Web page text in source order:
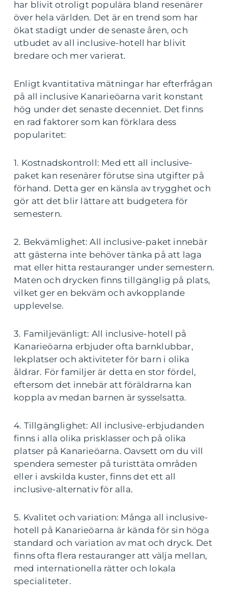
har blivit otroligt populära bland resenärer
över hela världen. Det är en trend som har
ökat stadigt under de senaste åren, och
utbudet av all inclusive-hotell har blivit
bredare och mer varierat.
Enligt kvantitativa mätningar har efterfrågan
på all inclusive Kanarieöarna varit konstant
hög under det senaste decenniet. Det finns
en rad faktorer som kan förklara dess
popularitet:
1. Kostnadskontroll: Med ett all inclusive-
paket kan resenärer förutse sina utgifter på
förhand. Detta ger en känsla av trygghet och
gör att det blir lättare att budgetera för
semestern.
2. Bekvämlighet: All inclusive-paket innebär
att gästerna inte behöver tänka på att laga
mat eller hitta restauranger under semestern.
Maten och drycken finns tillgänglig på plats,
vilket ger en bekväm och avkopplande
upplevelse.
3. Familjevänligt: All inclusive-hotell på
Kanarieöarna erbjuder ofta barnklubbar,
lekplatser och aktiviteter för barn i olika
åldrar. För familjer är detta en stor fördel,
eftersom det innebär att föräldrarna kan
koppla av medan barnen är sysselsatta.
4. Tillgänglighet: All inclusive-erbjudanden
finns i alla olika prisklasser och på olika
platser på Kanarieöarna. Oavsett om du vill
spendera semester på turisttäta områden
eller i avskilda kuster, finns det ett all
inclusive-alternativ för alla.
5. Kvalitet och variation: Många all inclusive-
hotell på Kanarieöarna är kända för sin höga
standard och variation av mat och dryck. Det
finns ofta flera restauranger att välja mellan,
med internationella rätter och lokala
specialiteter.